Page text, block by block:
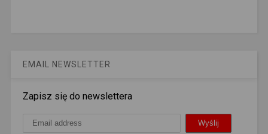
EMAIL NEWSLETTER
Zapisz się do newslettera